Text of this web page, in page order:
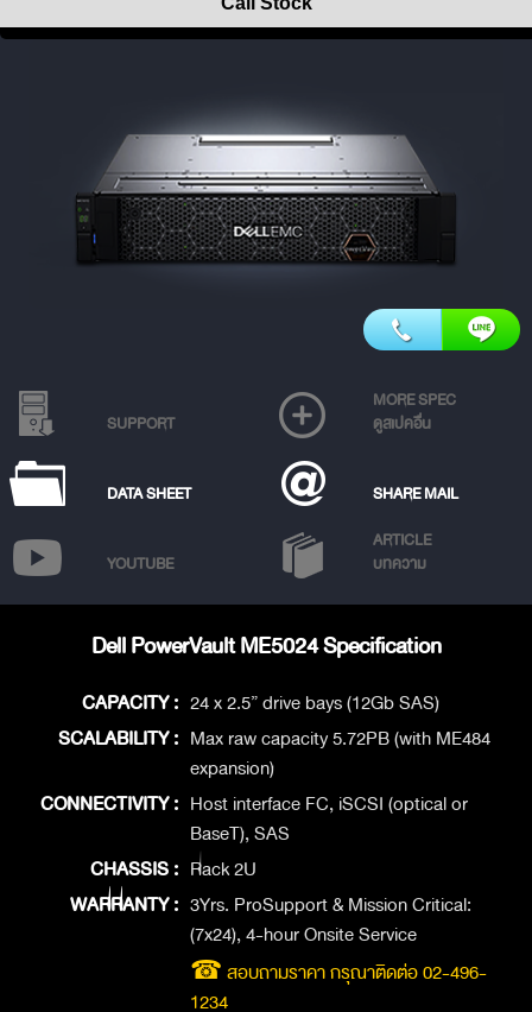
SUPPORT
MORE SPEC
ดูสเปคอื่น
DATA SHEET SHARE MAIL
YOUTUBE
ARTICLE
บทความ
Dell PowerVault ME5024 Specification
CAPACITY : 24 x 2.5” drive bays (12Gb SAS)
SCALABILITY : Max raw capacity 5.72PB (with ME484
expansion)
CONNECTIVITY : Host interface FC, iSCSI (optical or
BaseT), SAS
CHASSIS : Rack 2U
WARRANTY : 3Yrs. ProSupport & Mission Critical:
(7x24), 4-hour Onsite Service
☎ สอบถามราคา กรุณาติดต่อ 02-496-
1234